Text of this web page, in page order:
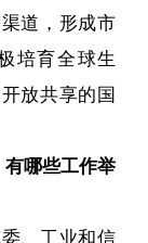
道，形成市
培育全球生
放共享的国
哪些工作举
、工业和信